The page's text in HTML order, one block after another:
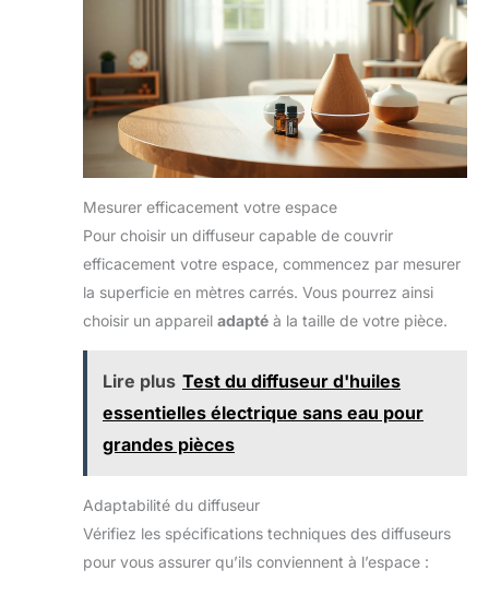
Mesurer efficacement votre espace
Pour choisir un diffuseur capable de couvrir
efficacement votre espace, commencez par mesurer
la superficie en mètres carrés. Vous pourrez ainsi
choisir un appareil adapté à la taille de votre pièce.
Lire plus Test du diffuseur d'huiles
essentielles électrique sans eau pour
grandes pièces
Adaptabilité du diffuseur
Vérifiez les spécifications techniques des diffuseurs
pour vous assurer qu’ils conviennent à l’espace :